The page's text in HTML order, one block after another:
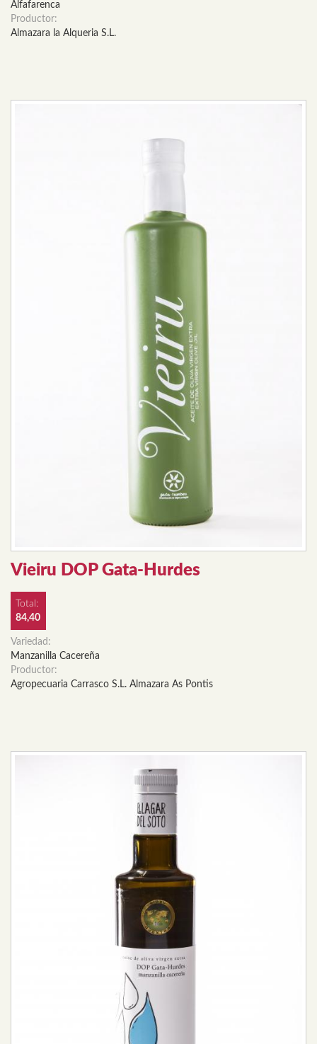
Alfafarenca
Productor:
Almazara la Alqueria S.L.
Vieiru DOP Gata-Hurdes
Total:
84,40
Variedad:
Manzanilla Cacereña
Productor:
Agropecuaria Carrasco S.L. Almazara As Pontis